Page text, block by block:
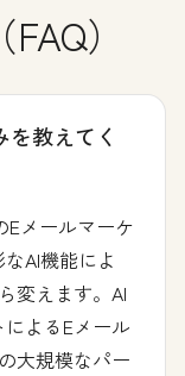
）
教えてく
Eメールマーケ
AI機能によ
変えます。AI
よるEメール
大規模なパー